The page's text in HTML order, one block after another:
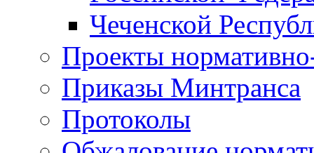
Чеченской
Проекты
Приказы Минтранса
Протоколы